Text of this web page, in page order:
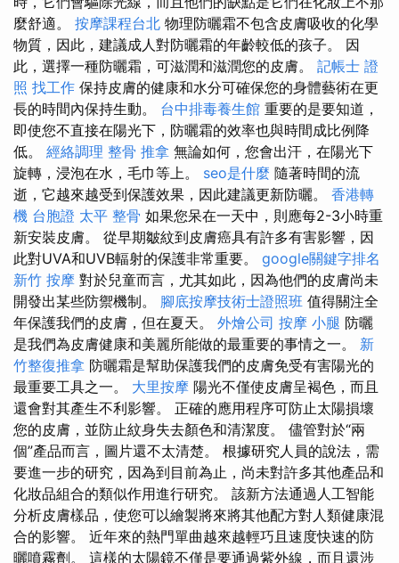
麼舒適。 按摩課程台北 物理防曬霜不包含皮膚吸收的化學
物質，因此，建議成人對防曬霜的年齡較低的孩子。 因
此，選擇一種防曬霜，可滋潤和滋潤您的皮膚。 記帳士 證
照 找工作 保持皮膚的健康和水分可確保您的身體藝術在更
長的時間內保持生動。 台中排毒養生館 重要的是要知道，
即使您不直接在陽光下，防曬霜的效率也與時間成比例降
低。 經絡調理 整骨 推拿 無論如何，您會出汗，在陽光下
旋轉，浸泡在水，毛巾等上。 seo是什麼 隨著時間的流
逝，它越來越受到保護效果，因此建議更新防曬。 香港轉
機 台胞證 太平 整骨 如果您呆在一天中，則應每2-3小時重
新安裝皮膚。 從早期皺紋到皮膚癌具有許多有害影響，因
此對UVA和UVB輻射的保護非常重要。 google關鍵字排名
新竹 按摩 對於兒童而言，尤其如此，因為他們的皮膚尚未
開發出某些防禦機制。 腳底按摩技術士證照班 值得關注全
年保護我們的皮膚，但在夏天。 外燴公司 按摩 小腿 防曬
是我們為皮膚健康和美麗所能做的最重要的事情之一。 新
竹整復推拿 防曬霜是幫助保護我們的皮膚免受有害陽光的
最重要工具之一。 大里按摩 陽光不僅使皮膚呈褐色，而且
還會對其產生不利影響。 正確的應用程序可防止太陽損壞
您的皮膚，並防止紋身失去顏色和清潔度。 儘管對於“兩
個”產品而言，圖片還不太清楚。 根據研究人員的說法，需
要進一步的研究，因為到目前為止，尚未對許多其他產品和
化妝品組合的類似作用進行研究。 該新方法通過人工智能
分析皮膚樣品，使您可以繪製將來將其他配方對人類健康混
合的影響。 近年來的熱門單曲越來越輕巧且速度快速的防
曬噴霧劑。 這樣的太陽鏡不僅是要通過紫外線，而且還涉